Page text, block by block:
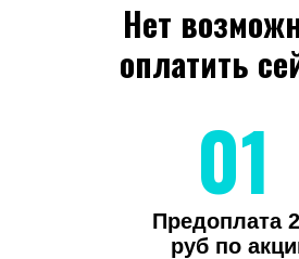
01
Предоплата
руб по
Нет
оплатить